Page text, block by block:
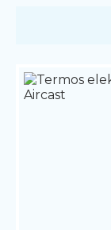
zapewnia
zmniejszając
mankietu i
System Cryo/